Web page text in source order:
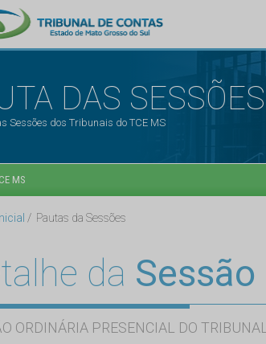
DAS SESSÕES
Sessões dos Tribunais do TCE MS
MS
Pautas da Sessões
da Sessão
ORDINÁRIA PRESENCIAL DO